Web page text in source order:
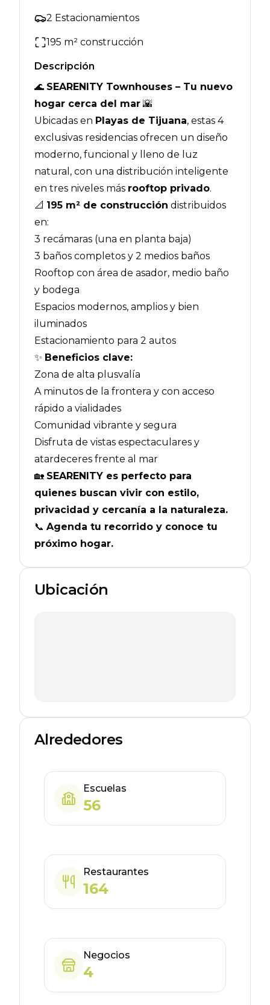
2 Estacionamientos
195 m² construcción
Descripción
🌊 SEARENITY Townhouses – Tu nuevo
hogar cerca del mar 🌇
Ubicadas en Playas de Tijuana, estas 4
exclusivas residencias ofrecen un diseño
moderno, funcional y lleno de luz
natural, con una distribución inteligente
en tres niveles más rooftop privado.
📐 195 m² de construcción distribuidos
en:
3 recámaras (una en planta baja)
3 baños completos y 2 medios baños
Rooftop con área de asador, medio baño
y bodega
Espacios modernos, amplios y bien
iluminados
Estacionamiento para 2 autos
✨ Beneficios clave:
Zona de alta plusvalía
A minutos de la frontera y con acceso
rápido a vialidades
Comunidad vibrante y segura
Disfruta de vistas espectaculares y
atardeceres frente al mar
🏡 SEARENITY es perfecto para
quienes buscan vivir con estilo,
privacidad y cercanía a la naturaleza.
📞 Agenda tu recorrido y conoce tu
próximo hogar.
Ubicación
Alrededores
Escuelas
56
Restaurantes
164
Negocios
4